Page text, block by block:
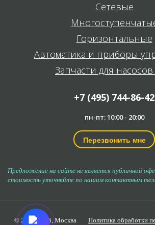
Сетевые
Горизонтальные
Автоматика и приборы
Запчасти для насосов
+7 (495) 744-86-42
пн-пт: 10:00 - 20:00
Перезвонить мне
Предложение на сайте не является публичной
стоимость уточняйте по нашим контактным
© 2006-2026,Москва Политика обработки